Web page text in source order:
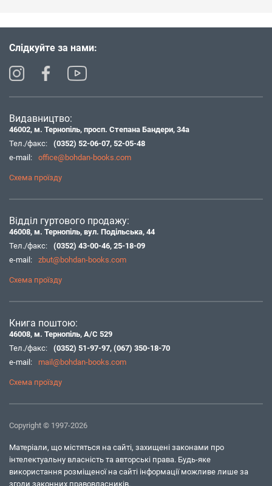
Слідкуйте за нами:
Видавництво:
46002, м. Тернопіль, просп. Степана Бандери, 34а
Тел./факс:
(0352) 52-06-07, 52-05-48
e-mail:
office@bohdan-books.com
Схема проїзду
Відділ гуртового продажу:
46008, м. Тернопіль, вул. Подільська, 44
Тел./факс:
(0352) 43-00-46, 25-18-09
e-mail:
zbut@bohdan-books.com
Схема проїзду
Книга поштою:
46008, м. Тернопіль, А/С 529
Тел./факс:
(0352) 51-97-97, (067) 350-18-70
e-mail:
mail@bohdan-books.com
Схема проїзду
Copyright © 1997-2026
Матеріали, що містяться на сайті, захищені законами про
інтелектуальну власність та авторські права. Будь-яке
використання розміщеної на сайті інформації можливе лише за
згоди законних правовласників.